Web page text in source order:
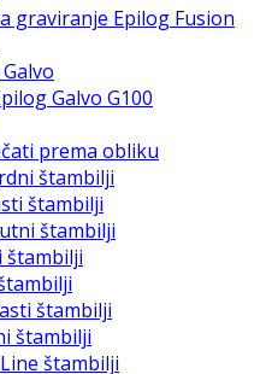
graviranje Epilog Fusion
Galvo G100
prema obliku
štambilji
štambilji
štambilji
štambilji
štambilji
štambilji
štambilji